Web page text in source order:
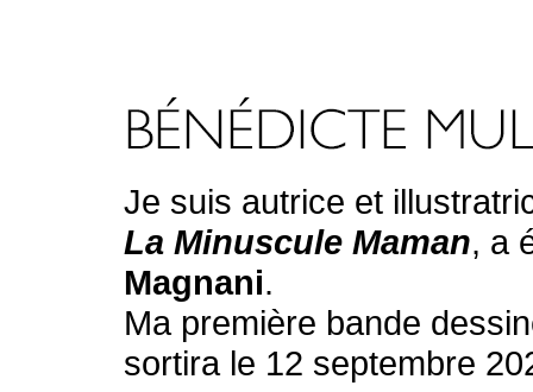
Je suis autrice et
La Minuscule Maman, a
Magnani.
Ma première bande
sortira le 12 septembre